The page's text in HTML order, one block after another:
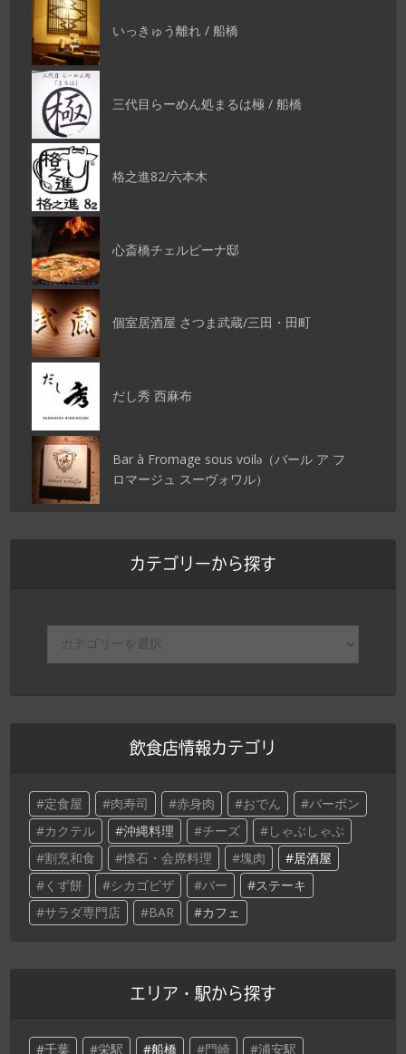
いっきゅう離れ / 船橋
三代目らーめん処まるは極 / 船橋
格之進82/六本木
心斎橋チェルピーナ邸
個室居酒屋 さつま武蔵/三田・田町
だし秀 西麻布
Bar à Fromage sous voilǝ（バール ア フ
ロマージュ スーヴォワル）
カテゴリーから探す
飲食店情報カテゴリ
定食屋 肉寿司 赤身肉 おでん
バーボン
カクテル
沖縄料理 チーズ
しゃぶしゃぶ
割烹和食
懐石・会席料理 塊肉
居酒屋
くず餅
シカゴピザ バー
ステーキ
サラダ専門店
BAR カフェ
エリア・駅から探す
千葉 栄駅 船橋 門崎 浦安駅